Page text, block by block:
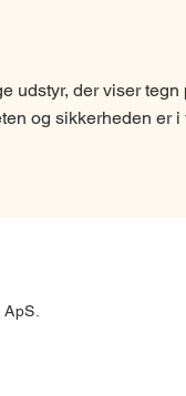
udstyr, der viser tegn
og sikkerheden er i